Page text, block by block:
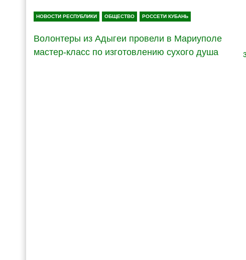
НОВОСТИ РЕСПУБЛИКИ ОБЩЕСТВО РОССЕТИ КУБАНЬ
Волонтеры из Адыгеи провели в Мариуполе
мастер-класс по изготовлению сухого душа